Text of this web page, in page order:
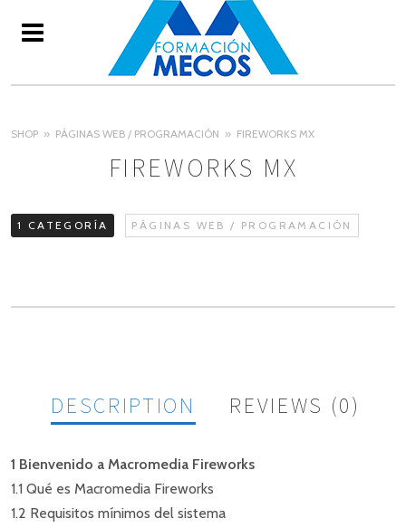
SHOP PÁGINAS WEB / PROGRAMACIÓN FIREWORKS MX
FIREWORKS MX
1 CATEGORÍA PÁGINAS WEB / PROGRAMACIÓN
DESCRIPTION REVIEWS (0)
1 Bienvenido a Macromedia Fireworks
1.1 Qué es Macromedia Fireworks
1.2 Requisitos mínimos del sistema
COMENTARIO